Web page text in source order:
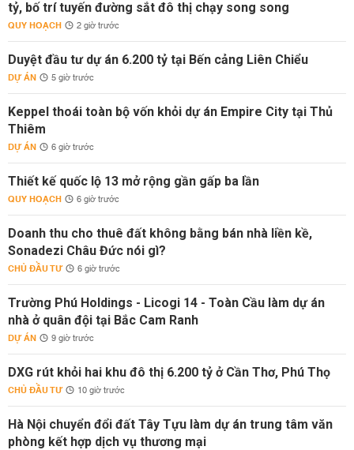
tỷ, bố trí tuyến đường sắt đô thị chạy song song
QUY HOẠCH 2 giờ trước
Duyệt đầu tư dự án 6.200 tỷ tại Bến cảng Liên Chiểu
DỰ ÁN 5 giờ trước
Keppel thoái toàn bộ vốn khỏi dự án Empire City tại Thủ
Thiêm
DỰ ÁN 6 giờ trước
Thiết kế quốc lộ 13 mở rộng gần gấp ba lần
QUY HOẠCH 6 giờ trước
Doanh thu cho thuê đất không bằng bán nhà liền kề,
Sonadezi Châu Đức nói gì?
CHỦ ĐẦU TƯ 6 giờ trước
Trường Phú Holdings - Licogi 14 - Toàn Cầu làm dự án
nhà ở quân đội tại Bắc Cam Ranh
DỰ ÁN 9 giờ trước
DXG rút khỏi hai khu đô thị 6.200 tỷ ở Cần Thơ, Phú Thọ
CHỦ ĐẦU TƯ 10 giờ trước
Hà Nội chuyển đổi đất Tây Tựu làm dự án trung tâm văn
phòng kết hợp dịch vụ thương mại